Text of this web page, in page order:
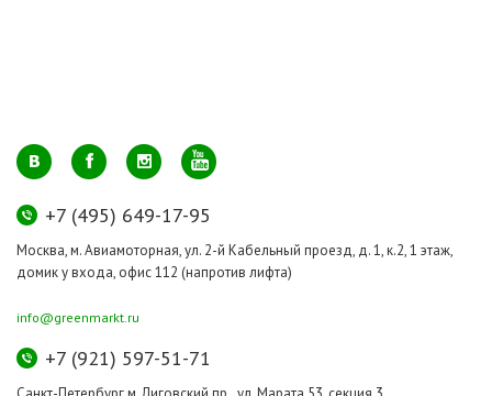
+7 (495) 649-17-95
Москва, м. Авиамоторная, ул. 2-й Кабельный проезд, д. 1, к.2, 1 этаж,
домик у входа, офис 112 (напротив лифта)
info@greenmarkt.ru
+7 (921) 597-51-71